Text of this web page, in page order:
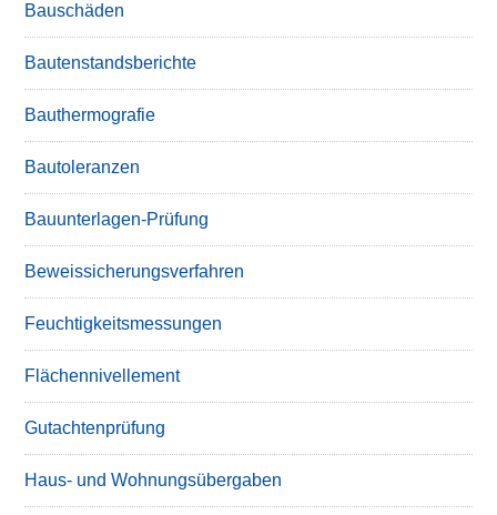
Bauschäden
Bautenstandsberichte
Bauthermografie
Bautoleranzen
Bauunterlagen-Prüfung
Beweissicherungsverfahren
Feuchtigkeitsmessungen
Flächennivellement
Gutachtenprüfung
Haus- und Wohnungsübergaben